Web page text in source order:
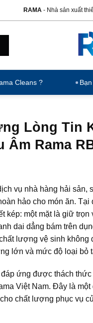
RAMA- Nhà sản xuất
Cleans ?
Lòng Tin
Rama
vụ nhà hàng hải
hảo cho món ăn.
kép: một mặt là giữ
dai dẳng bám trên
lượng vệ sinh
lớn và mức độ loại bỏ
ứng được thách
Việt Nam. Đây là
chất lượng phục vụ